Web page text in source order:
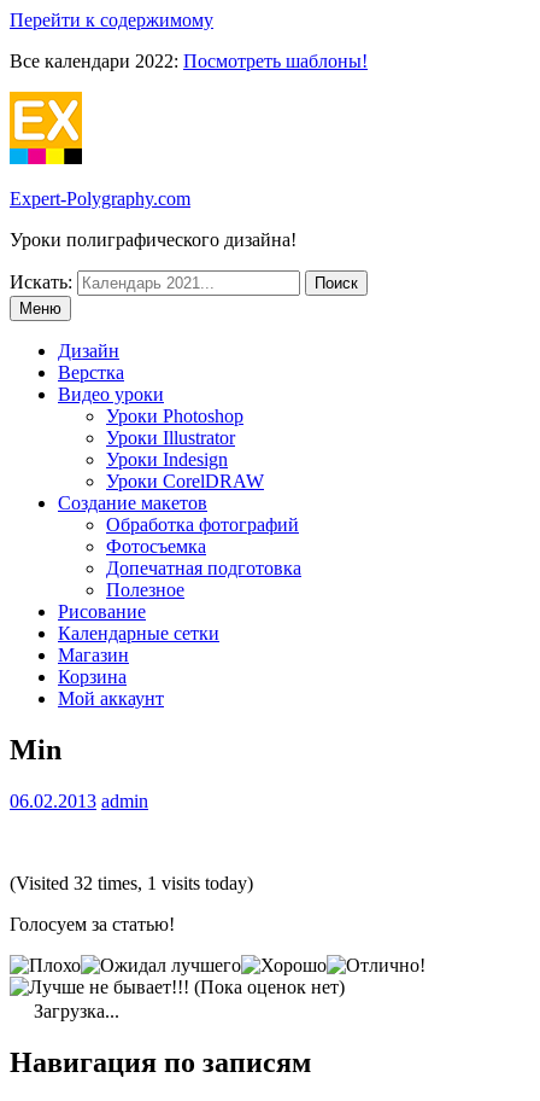
Перейти к содержимому
Все календари 2022: Посмотреть шаблоны!
Expert-Polygraphy.com
Уроки полиграфического дизайна!
Искать:
Меню
Дизайн
Верстка
Видео уроки
Уроки Photoshop
Уроки Illustrator
Уроки Indesign
Уроки CorelDRAW
Создание макетов
Обработка фотографий
Фотосъемка
Допечатная подготовка
Полезное
Рисование
Календарные сетки
Магазин
Корзина
Мой аккаунт
Min
06.02.2013 admin
(Visited 32 times, 1 visits today)
Голосуем за статью!
(Пока оценок нет)
Загрузка...
Навигация по записям